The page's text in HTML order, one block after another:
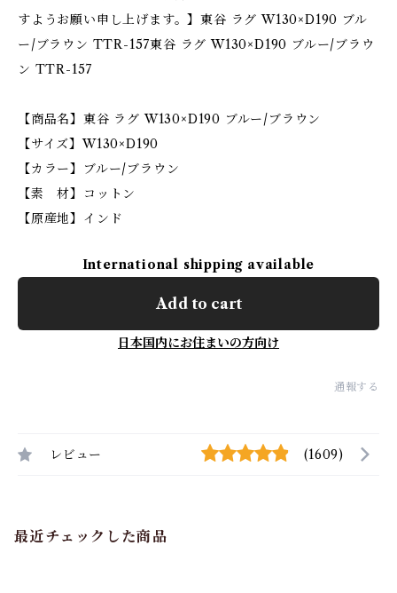
すようお願い申し上げます。】東谷 ラグ W130×D190 ブル
ー/ブラウン TTR-157東谷 ラグ W130×D190 ブルー/ブラウ
ン TTR-157
【商品名】東谷 ラグ W130×D190 ブルー/ブラウン
【サイズ】W130×D190
【カラー】ブルー/ブラウン
【素 材】コットン
【原産地】インド
International shipping available
Add to cart
日本国内にお住まいの方向け
通報する
レビュー (1609)
最近チェックした商品